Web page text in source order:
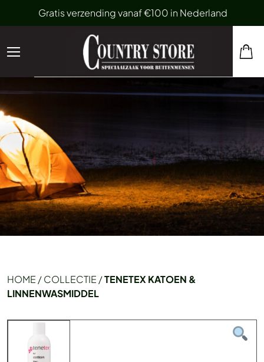
Gratis verzending vanaf €100 in Nederland
HOME /COLLECTIE /TENETEX KATOEN &
LINNENWASMIDDEL